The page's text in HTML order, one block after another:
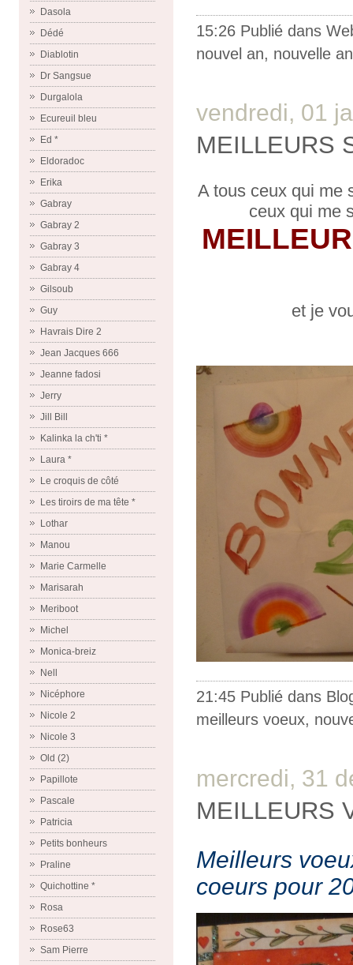
Dasola
Dédé
Diablotin
Dr Sangsue
Durgalola
Ecureuil bleu
Ed *
Eldoradoc
Erika
Gabray
Gabray 2
Gabray 3
Gabray 4
Gilsoub
Guy
Havrais Dire 2
Jean Jacques 666
Jeanne fadosi
Jerry
Jill Bill
Kalinka la ch'ti *
Laura *
Le croquis de côté
Les tiroirs de ma tête *
Lothar
Manou
Marie Carmelle
Marisarah
Meriboot
Michel
Monica-breiz
Nell
Nicéphore
Nicole 2
Nicole 3
Old (2)
Papillote
Pascale
Patricia
Petits bonheurs
Praline
Quichottine *
Rosa
Rose63
Sam Pierre
15:26 Publié dans
nouvel an, nouvelle
vendredi, 01
MEILLEURS
A tous ceux qui me
ceux qui me
et je
21:45 Publié dans
meilleurs voeux,
mercredi, 31
MEILLEURS
Meilleurs
coeurs pour